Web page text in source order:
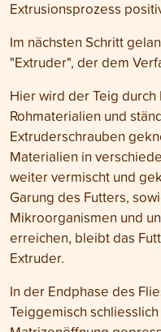
Extrusionsprozess
Im nächsten Schritt
"Extruder", der dem
Hier wird der Teig
Rohmaterialien und
Extruderschrauben
Materialien in
weiter vermischt und
Garung des Futters,
Mikroorganismen und
erreichen, bleibt das
Extruder.
In der Endphase des
Teiggemisch